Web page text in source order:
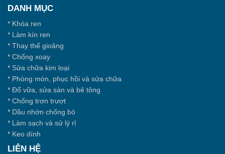
DANH MỤC
* Khóa ren
* Làm kín ren
* Thay thế gioăng
* Chống xoay
* Sửa chữa kim loại
* Phòng mòn, phục hồi và sửa chữa
* Đổ vữa, sửa sàn và bê tông
* Chống trơn trượt
* Dầu nhờn chống bó
* Làm sạch và sử lý rỉ
* Keo dính
LIÊN HỆ